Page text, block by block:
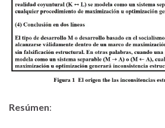
Resúmen: